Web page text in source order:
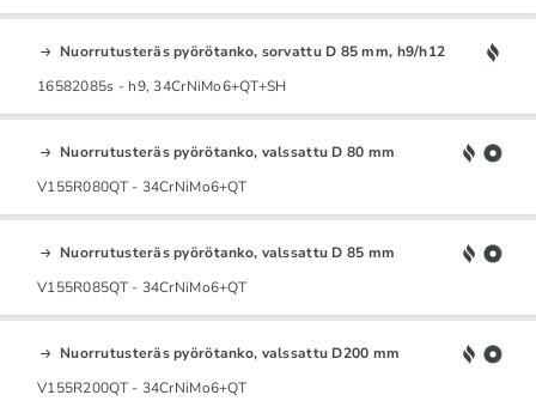
Nuorrutusteräs pyörötanko, sorvattu D 85 mm, h9/h12
16582085s - h9, 34CrNiMo6+QT+SH
Nuorrutusteräs pyörötanko, valssattu D 80 mm
V155R080QT - 34CrNiMo6+QT
Nuorrutusteräs pyörötanko, valssattu D 85 mm
V155R085QT - 34CrNiMo6+QT
Nuorrutusteräs pyörötanko, valssattu D200 mm
V155R200QT - 34CrNiMo6+QT